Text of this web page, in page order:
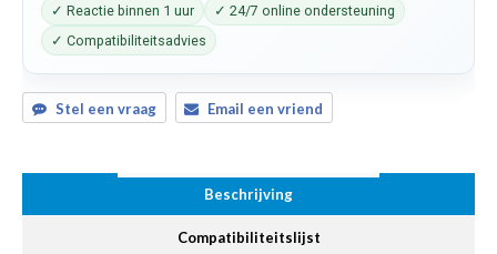
✓ Reactie binnen 1 uur
✓ 24/7 online ondersteuning
✓ Compatibiliteitsadvies
Stel een vraag Email een vriend
Beschrijving
Compatibiliteitslijst